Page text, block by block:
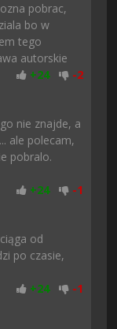
pobrac,
bo w
tego
autorskie
+24 -2
nie znajde, a
ale polecam,
pobralo.
+24 -1
od
po czasie,
+24 -1